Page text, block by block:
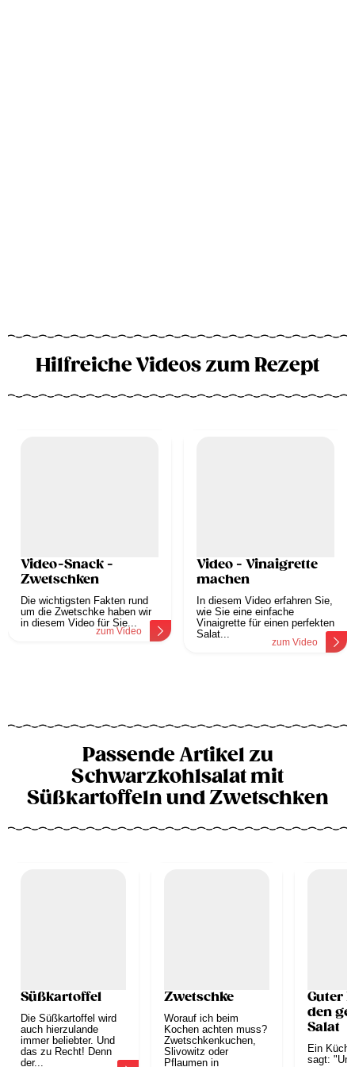
Hilfreiche Videos zum Rezept
Video-Snack -
Zwetschken
Die wichtigsten Fakten rund
um die Zwetschke haben wir
in diesem Video für Sie...
zum Video
Video - Vinaigrette
machen
In diesem Video erfahren Sie,
wie Sie eine einfache
Vinaigrette für einen perfekten
Salat...
zum Video
Passende Artikel zu
Schwarzkohlsalat mit
Süßkartoffeln und Zwetschken
Süßkartoffel
Die Süßkartoffel wird
auch hierzulande
immer beliebter. Und
das zu Recht! Denn
der...
Zwetschke
Worauf ich beim
Kochen achten muss?
Zwetschkenkuchen,
Slivowitz oder
Pflaumen in
Guter
den
Salat
Ein
sagt: